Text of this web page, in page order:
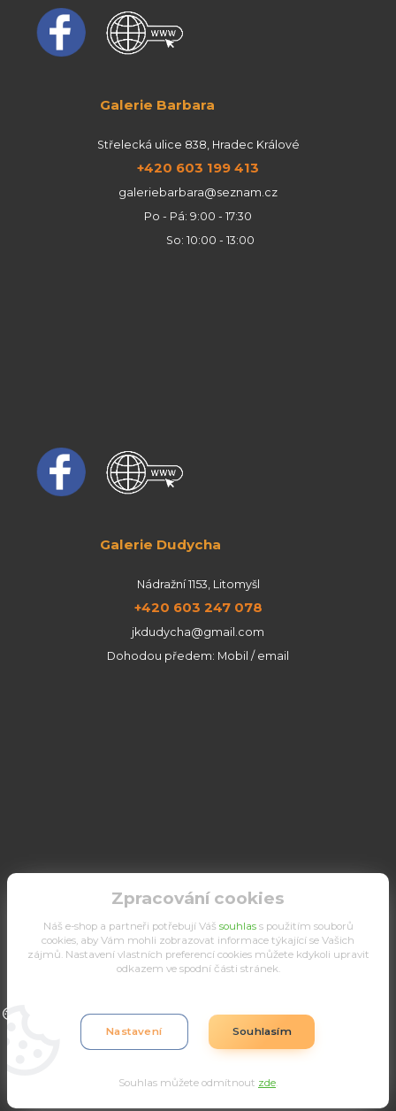
Galerie Barbara
Střelecká ulice 838, Hradec Králové
+420 603 199 413
galeriebarbara@seznam.cz
Po - Pá: 9:00 - 17:30
So: 10:00 - 13:00
Galerie Dudycha
Nádražní 1153, Litomyšl
+420 603 247 078
jkdudycha@gmail.com
Dohodou předem: Mobil / email
Upravit sběr cookies.
Eshop-rychle.cz
Zpracování cookies
Náš e-shop a partneři potřebují Váš souhlass použitím souborů
cookies, aby Vám mohli zobrazovat informace týkající se Vašich
zájmů. Nastavení vlastních preferencí cookies můžete kdykoli upravit
odkazem ve spodní části stránek.
Nastavení Souhlasím
Souhlas můžete odmítnout zde.